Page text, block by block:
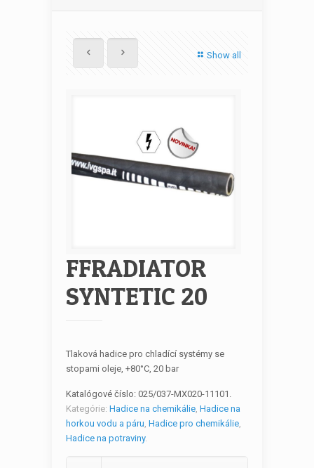
Show all
FFRADIATOR
SYNTETIC 20
Tlaková hadice pro chladící systémy se
stopami oleje, +80°C, 20 bar
Katalógové číslo: 025/037-MX020-11101 .
Kategórie: Hadice na chemikálie, Hadice na
horkou vodu a páru, Hadice pro chemikálie,
Hadice na potraviny.